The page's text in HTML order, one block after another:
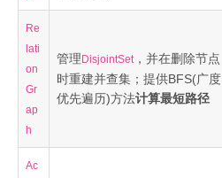
Re
lati
on
Gr
ap
h
管理DisjointSet，并在删除节点
时重建并查集；提供BFS(广度
优先遍历)方法计算最短路径
Ac